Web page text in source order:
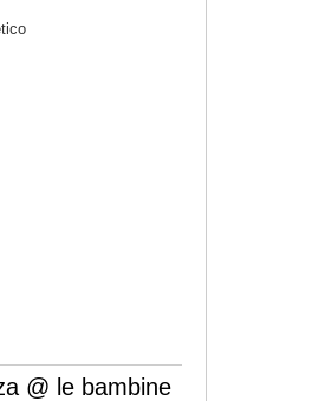
@ le bambine